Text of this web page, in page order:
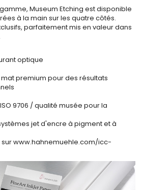
Museum Etching est disponible
à la main sur les quatre côtés.
parfaitement mis en valeur dans
optique
premium pour des résultats
9706 / qualité musée pour la
jet d'encre à pigment et à
sur www.hahnemuehle.com/icc-